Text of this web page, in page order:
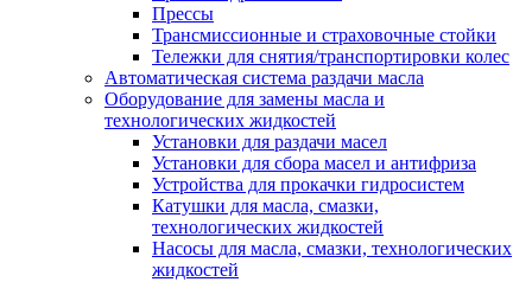
Прессы
Трансмиссионные и страховочные стойки
Тележки для снятия/транспортировки колес
Автоматическая система раздачи масла
Оборудование для замены масла и
технологических жидкостей
Установки для раздачи масел
Установки для сбора масел и антифриза
Устройства для прокачки гидросистем
Катушки для масла, смазки,
технологических жидкостей
Насосы для масла, смазки, технологических
жидкостей